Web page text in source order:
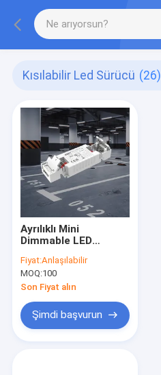
Kısılabilir Led Sürücü (26)
Ayrılıklı Mini
Dimmable LED
12W/20W/35W C.C.
KL12C-PDii / KL20C-
PDiii / KL26C-PDii /
KL35C-PDii
Fiyat:Anlaşılabilir
MOQ:100
Son Fiyat alın
Şimdi başvurun